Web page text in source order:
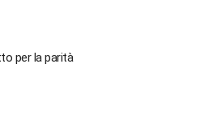
per la parità